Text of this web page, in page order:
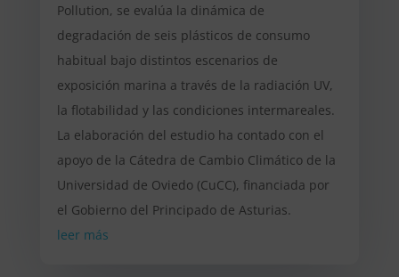
Pollution, se evalúa la dinámica de
degradación de seis plásticos de consumo
habitual bajo distintos escenarios de
exposición marina a través de la radiación UV,
la flotabilidad y las condiciones intermareales.
La elaboración del estudio ha contado con el
apoyo de la Cátedra de Cambio Climático de la
Universidad de Oviedo (CuCC), financiada por
el Gobierno del Principado de Asturias.
leer más